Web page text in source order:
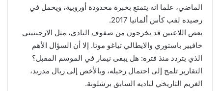
الماضي، علما انه يتمتع بخبرة محدودة أوروبية، ويحمل في
رصيده لقب كأس ألمانيا 2017.
بعض اللاعبين قد يخرجون من صفوف النادي، مثل الارجنتيني
خافيير باستوري والايطالي تياغو موتا. إلا أن السؤال الأهم
الذي يتردد منذ فترة: هل يبقى نيمار في الموسم المقبل؟
التقارير تلمح إلى احتمال رحيله، وبالأخص إلى ريال مدريد،
الغريم التاريخي لناديه السابق برشلونة.